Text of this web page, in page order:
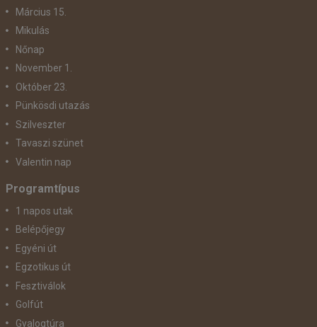
Március 15.
Mikulás
Nőnap
November 1.
Október 23.
Pünkösdi utazás
Szilveszter
Tavaszi szünet
Valentin nap
Programtípus
1 napos utak
Belépőjegy
Egyéni út
Egzotikus út
Fesztiválok
Golfút
Gyalogtúra